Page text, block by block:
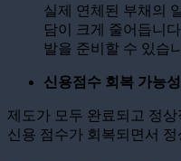
실제 연체된 부채의
담이 크게 줄어듭니
발을 준비할 수 있습
신용점수 회복 가능성
제도가 모두 완료되고 정
신용 점수가 회복되면서